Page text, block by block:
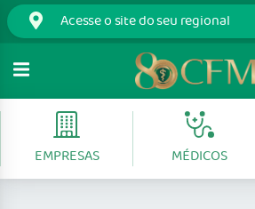
EMPRESAS MÉDICOS